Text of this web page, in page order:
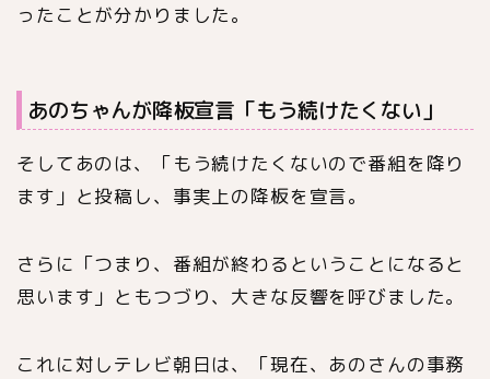
ったことが分かりました。
あのちゃんが降板宣言「もう続けたくない」
そしてあのは、「もう続けたくないので番組を降り
ます」と投稿し、事実上の降板を宣言。
さらに「つまり、番組が終わるということになると
思います」ともつづり、大きな反響を呼びました。
これに対しテレビ朝日は、「現在、あのさんの事務